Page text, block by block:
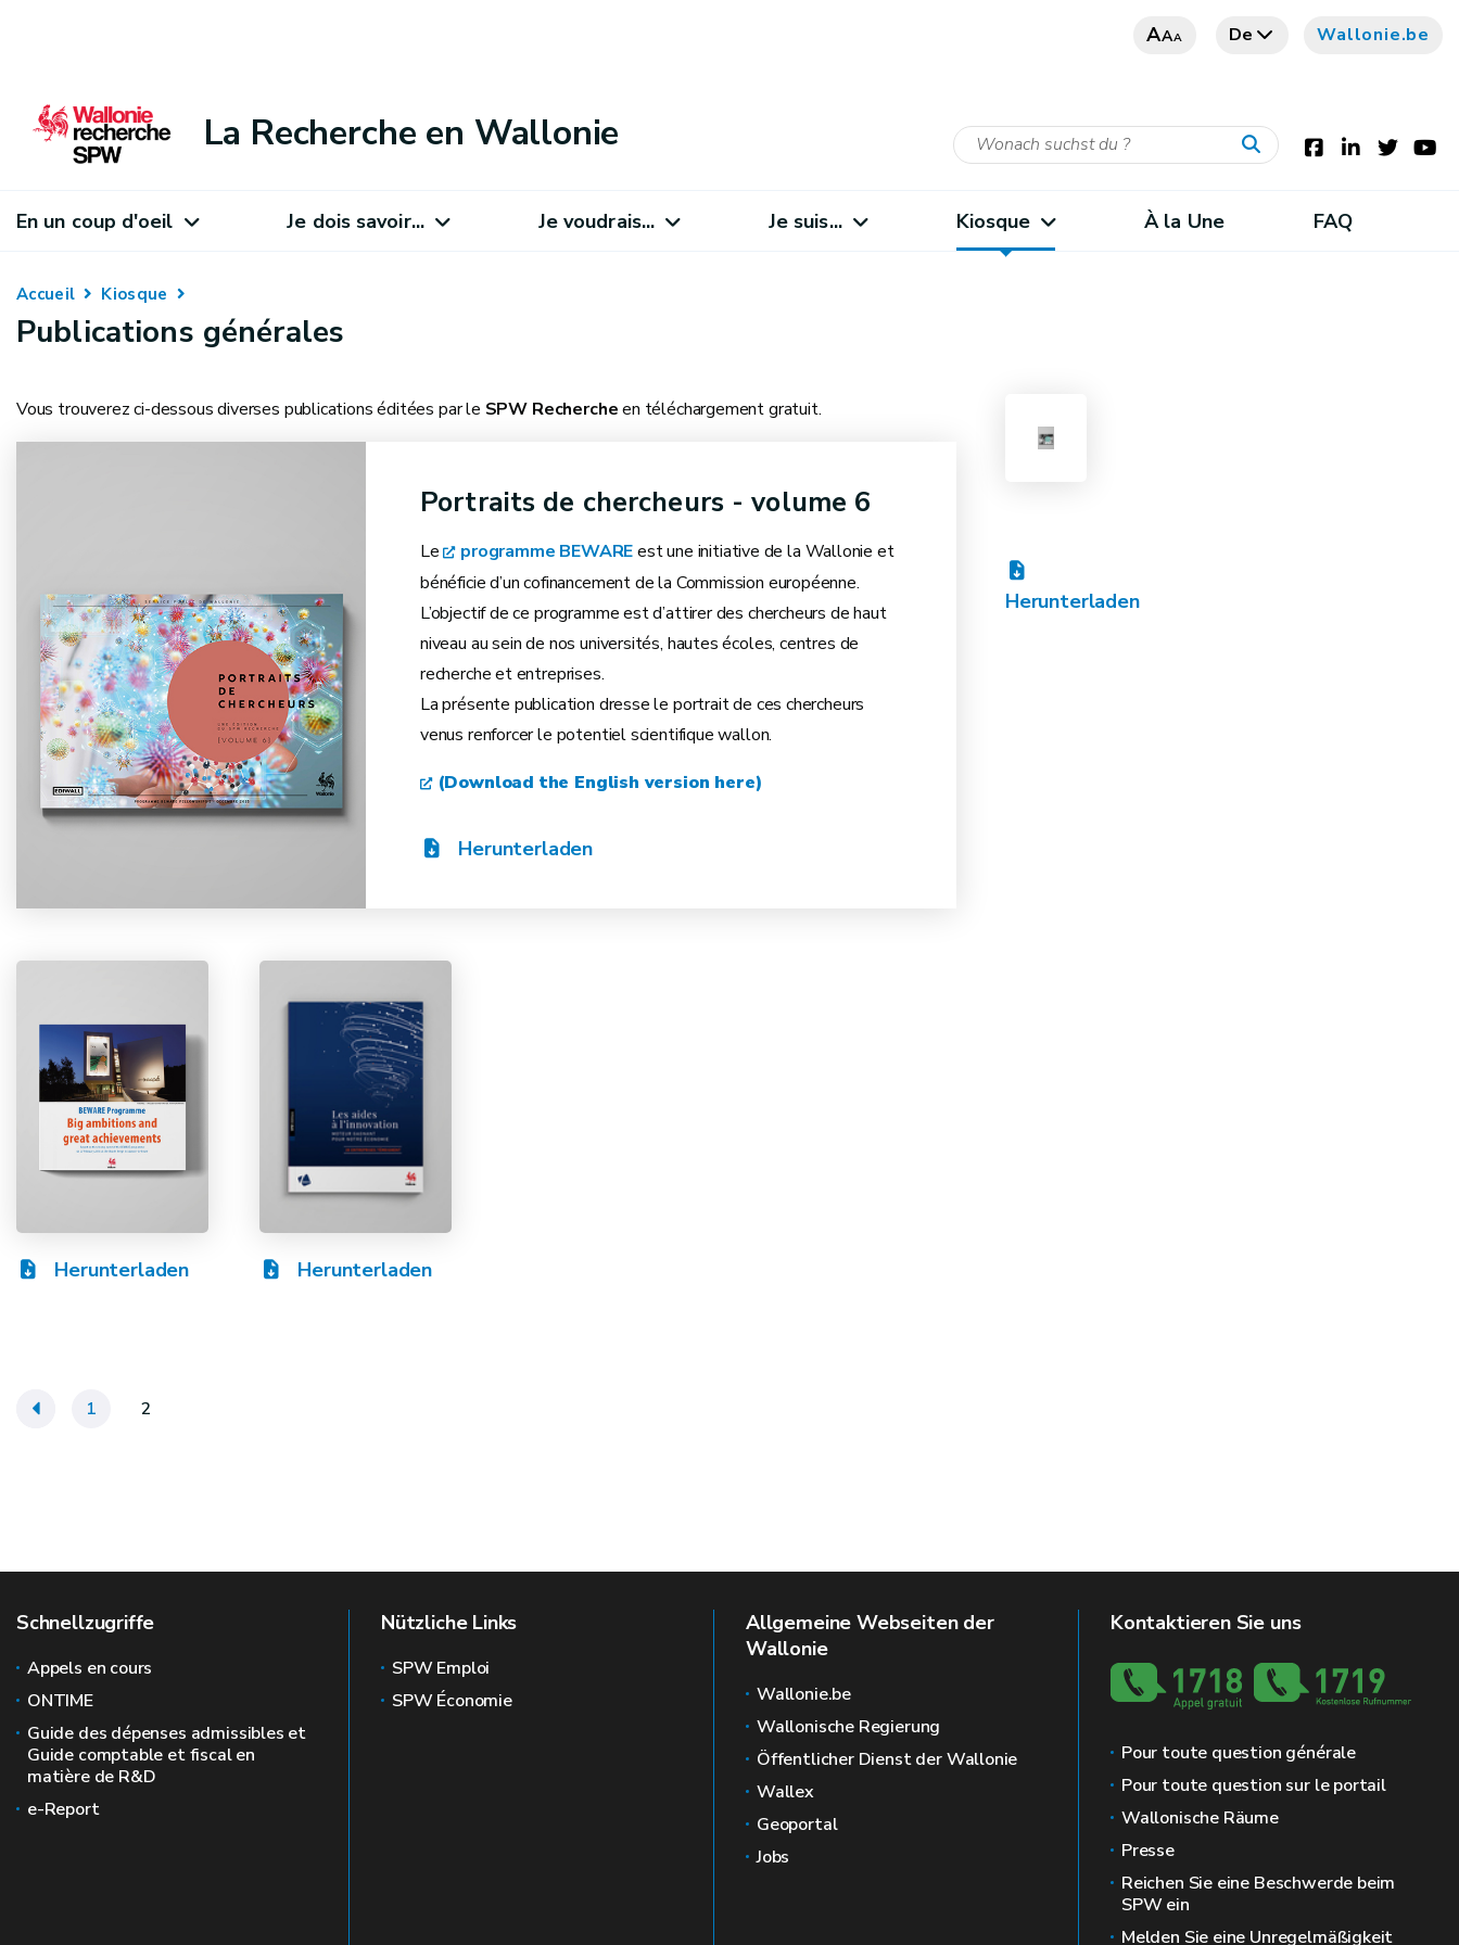
AAA De Wallonie.be
La Recherche en Wallonie
En un coup d'oeil Je dois savoir... Je voudrais... Je suis... Kiosque À la Une FAQ
Accueil Kiosque
Publications générales
Vous trouverez ci-dessous diverses publications éditées par le SPW Rechercheen téléchargement gratuit.
Portraits de chercheurs - volume 6
Le programme BEWAREest une initiative de la Wallonie et
bénéficie d’un ­cofinancement de la Commission européenne.
L’objectif de ce programme est d’attirer des chercheurs de haut
niveau au sein de nos universités, hautes écoles, centres de
recherche et entreprises.
La présente publication dresse le portrait de ces chercheurs
venus renforcer le potentiel scientifique wallon.
(Download the English version here)
Herunterladen
Herunterladen Herunterladen
« 1 2
Herunterladen
Schnellzugriffe
Appels en cours
ONTIME
Guide des dépenses admissibles et
Guide comptable et fiscal en
matière de R&D
e-Report
Nützliche Links
SPW Emploi
SPW Économie
Allgemeine Webseiten der
Wallonie
Wallonie.be
Wallonische Regierung
Öffentlicher Dienst der Wallonie
Wallex
Geoportal
Jobs
Kontaktieren Sie uns
Pour toute question générale
Pour toute question sur le portail
Wallonische Räume
Presse
Reichen Sie eine Beschwerde beim
SPW ein
Melden Sie eine Unregelmäßigkeit